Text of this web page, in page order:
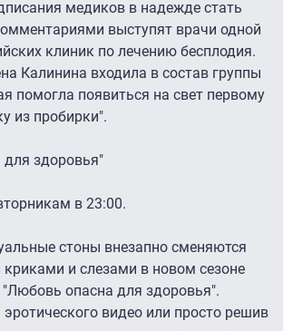
медиков в надежде стать
выступят врачи одной
клиник по лечению бесплодия.
Калинина входила в состав группы
помогла появиться на свет первому
из пробирки".
здоровья"
в 23:00.
стоны внезапно сменяются
и слезами в новом сезоне
опасна для здоровья".
видео или просто решив